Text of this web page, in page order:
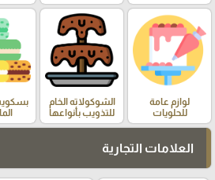
لوازم عامة
للحلويات
الشوكولاته الخام
للتذويب بأنواعها
العلامات التجارية